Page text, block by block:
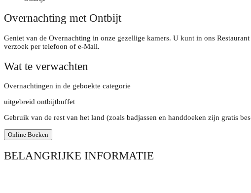
Overnachting met Ontbijt
Geniet van de Overnachting in onze gezellige kamers. U kunt in ons
verzoek per telefoon of e-Mail.
Wat te verwachten
Overnachtingen in de geboekte categorie
uitgebreid ontbijtbuffet
Gebruik van de rest van het land (zoals badjassen en handdoeken zijn gratis
Online Boeken
BELANGRIJKE INFORMATIE